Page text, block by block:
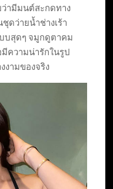
ว่ามีมนต์สะกดทาง
ดว่ายน้ำช่างเร้า
บสุดๆ จมูกดูตาคม
มีความน่ารักในรูป
งามของจริง